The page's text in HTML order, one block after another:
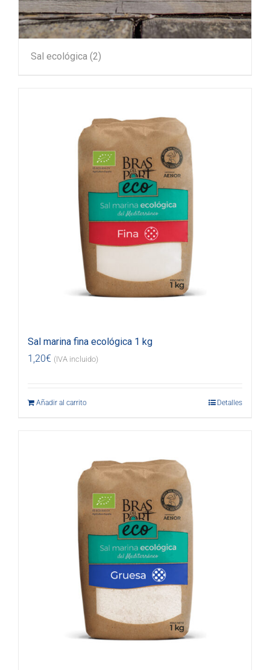
Sal ecológica (2)
Sal marina fina ecológica 1 kg
1,20€ (IVA incluido)
Añadir al carrito Detalles